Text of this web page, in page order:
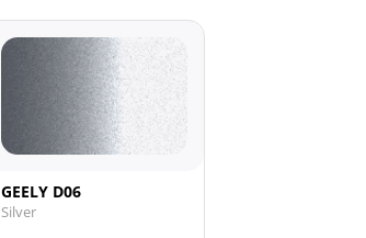
GEELY D06
Silver